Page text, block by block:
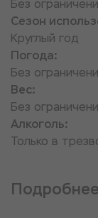
Без
Сезон
Круглый год
Погода:
Без
Вес:
Без
Алкоголь:
Только в